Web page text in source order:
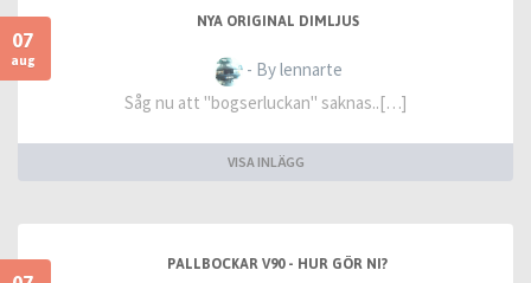
07
aug
NYA ORIGINAL DIMLJUS
- By lennarte
Såg nu att "bogserluckan" saknas..[…]
VISA INLÄGG
PALLBOCKAR V90 - HUR GÖR NI?